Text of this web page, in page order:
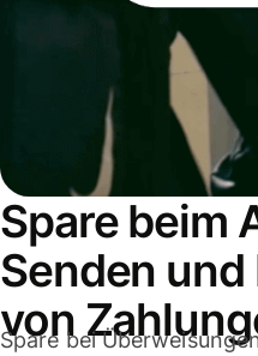
Spare beim
Senden
von
Spare bei